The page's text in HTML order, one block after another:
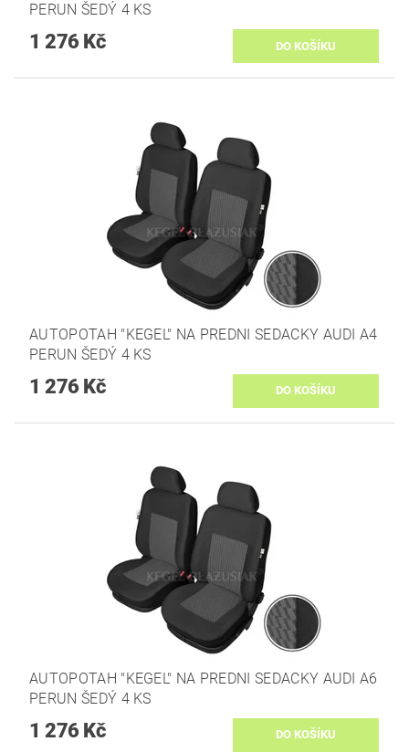
PERUN ŠEDÝ 4 KS
1 276 Kč
AUTOPOTAH "KEGEL" NA PREDNI SEDACKY AUDI A4
PERUN ŠEDÝ 4 KS
1 276 Kč
AUTOPOTAH "KEGEL" NA PREDNI SEDACKY AUDI A6
PERUN ŠEDÝ 4 KS
1 276 Kč